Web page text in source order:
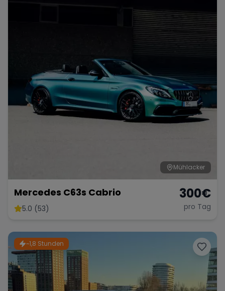
Mühlacker
Mercedes C63s Cabrio
5.0 (53)
300€
pro Tag
~1,8 Stunden